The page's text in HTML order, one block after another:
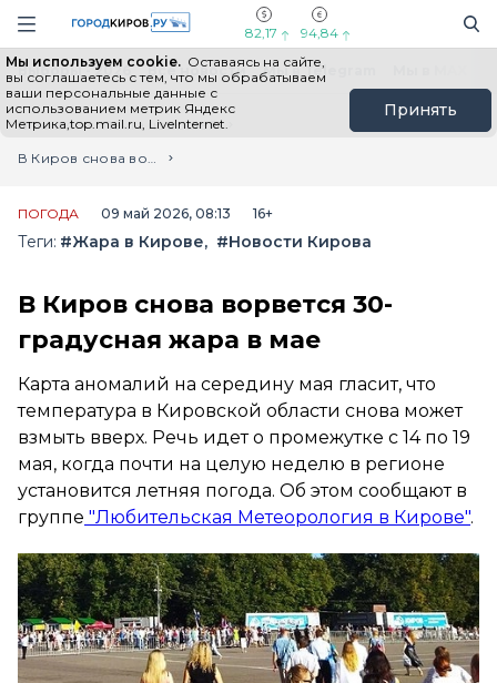
Навигация сайта
82,17 94,84
Мы используем cookie. Оставаясь на сайте,
вы соглашаетесь с тем, что мы обрабатываем
ваши персональные данные с
использованием метрик Яндекс
Метрика,top.mail.ru, LiveInternet.
Принять
Выборы - 2026 Все новости Мы в Telegram
Главная
Лента новостей
В Киров снова ворвется 30-градусная жара в мае
ПОГОДА 09 май 2026, 08:13 16+
Теги: #Жара в Кирове #Новости Кирова
В Киров снова ворвется 30-
градусная жара в мае
Карта аномалий на середину мая гласит, что
температура в Кировской области снова может
взмыть вверх. Речь идет о промежутке с 14 по 19
мая, когда почти на целую неделю в регионе
установится летняя погода. Об этом сообщают в
группе "Любительская Метеорология в Кирове".